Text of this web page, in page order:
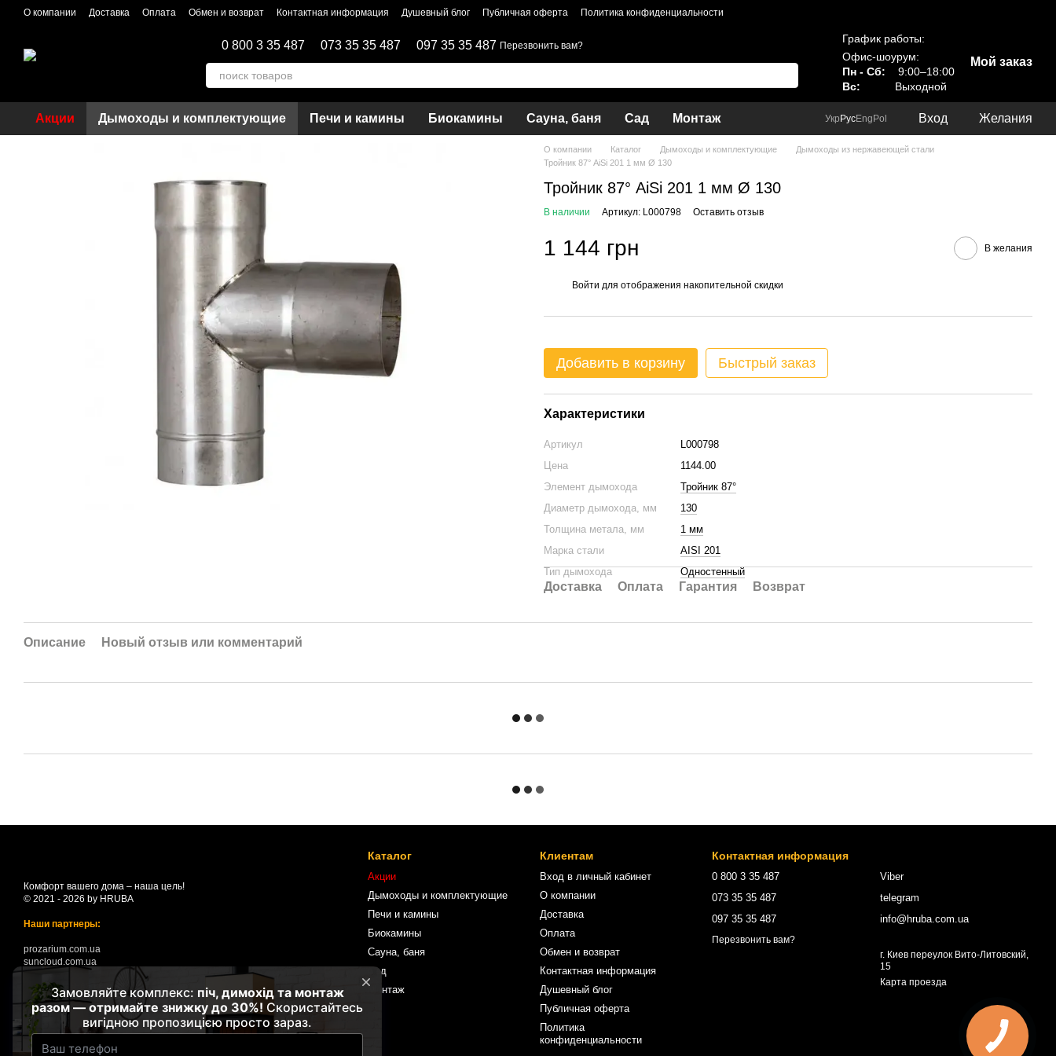
Перейти к основному контенту
О компании Доставка Оплата Обмен и возврат Контактная информация Душевный блог Публичная оферта Политика конфиденциальности
0 800 3 35 487 073 35 35 487 097 35 35 487 Перезвонить вам?
График работы:
Офис-шоурум:
Пн - Сб:
9:00–18:00
Вс:
Выходной
Мой заказ
Акции Дымоходы и комплектующие Печи и камины Биокамины Сауна, баня Сад Монтаж Укр РусEng Pol Вход Желания
О компании Каталог Дымоходы и комплектующие
Дымоходы из нержавеющей стали
Тройник 87° AiSi 201 1 мм Ø 130
Тройник 87° AiSi 201 1 мм Ø 130
В наличии Артикул: L000798 Оставить отзыв
1 144 грн В желания
Войти для отображения накопительной скидки
Добавить в корзину Быстрый заказ
Характеристики
Артикул
L000798
Цена
1144.00
Элемент дымохода
Тройник 87°
Диаметр дымохода, мм
130
Толщина метала, мм
1 мм
Марка стали
AISI 201
Тип дымохода
Одностенный
Доставка Оплата Гарантия Возврат
Описание Новый отзыв или комментарий
Комфорт вашего дома – наша цель!
© 2021 - 2026 by HRUBA
Наши партнеры:
prozarium.com.ua
suncloud.com.ua
Мобильная версия
Каталог
Акции
Дымоходы и комплектующие
Печи и камины
Биокамины
Сауна, баня
Сад
Монтаж
Клиентам
Вход в личный кабинет
О компании
Доставка
Оплата
Обмен и возврат
Контактная информация
Душевный блог
Публичная оферта
Политика
конфиденциальности
Контактная информация
0 800 3 35 487
073 35 35 487
097 35 35 487
Перезвонить вам?
Viber
telegram
info@hruba.com.ua
г. Киев переулок Вито-Литовский,
15
Карта проезда